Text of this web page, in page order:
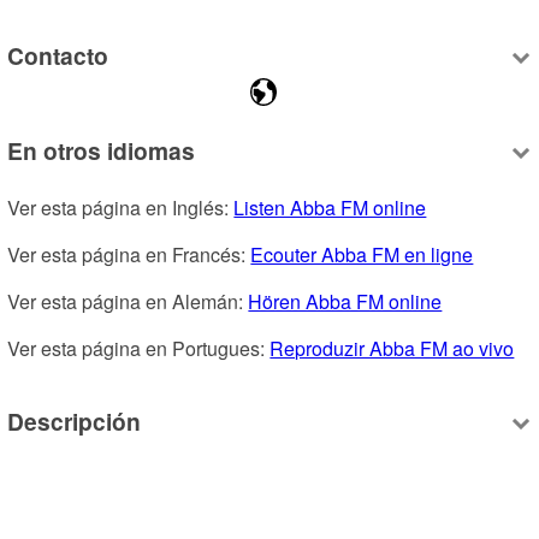
Contacto
En otros idiomas
Ver esta página en Inglés: Listen Abba FM online
Ver esta página en Francés: Ecouter Abba FM en ligne
Ver esta página en Alemán: Hören Abba FM online
Ver esta página en Portugues: Reproduzir Abba FM ao vivo
Descripción